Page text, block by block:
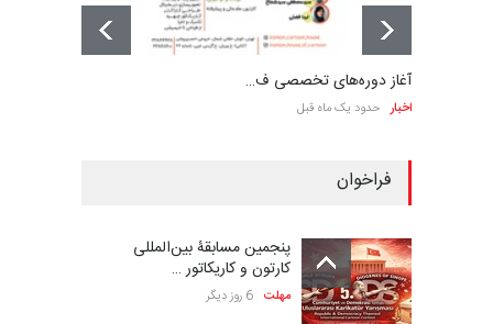
آغاز دوره‌های تخصصی ف…
اخبار حدود یک ماه قبل
فراخوان
پنجمین مسابقۀ بین‌المللی
کارتون و کاریکاتور …
مهلت 6 روز دیگر